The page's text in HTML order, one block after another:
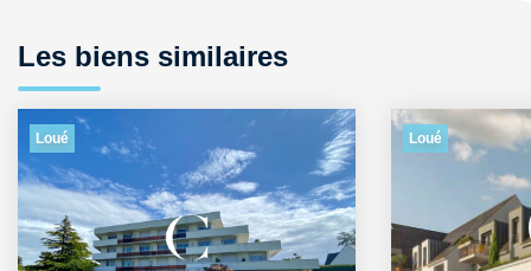
Les biens similaires
Loué Loué